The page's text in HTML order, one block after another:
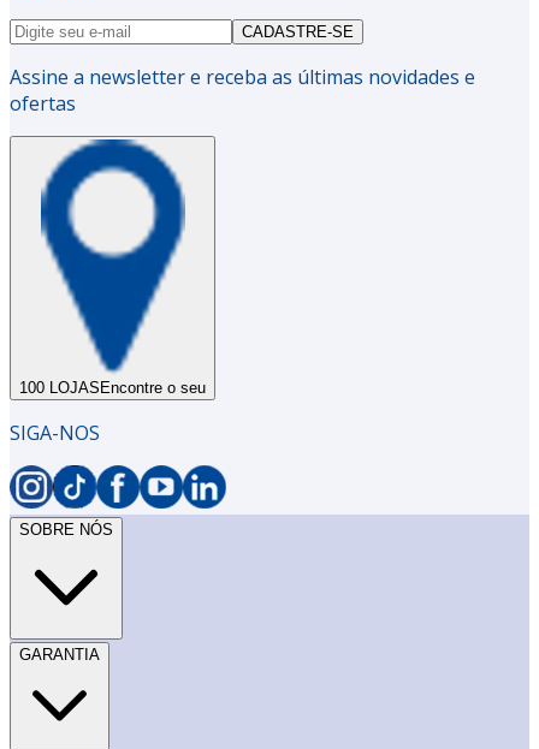
CADASTRE-SE
Assine a newsletter e receba as últimas novidades e
ofertas
100 LOJAS Encontre o seu
SIGA-NOS
SOBRE NÓS
GARANTIA